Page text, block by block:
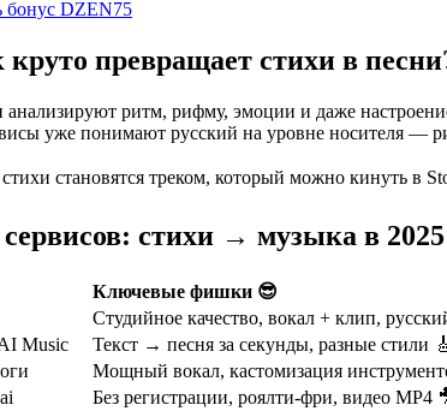
бонус DZEN75
превращает стихи в
ритм, рифму, эмоции и даже
уже понимают русский на уровне носителя —
становятся треком, который можно кинуть в
стихи → музыка в 2025
Ключевые фишки 😎
Студийное качество, вокал + клип,
Music Текст → песня за секунды, разные стили 🎸
Мощный вокал, кастомизация
Без регистрации, роялти-фри, видео MP4